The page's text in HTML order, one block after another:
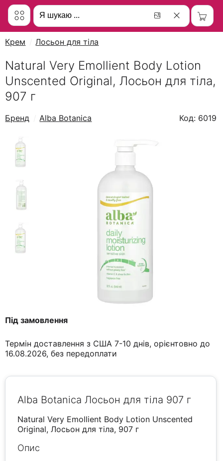
Крем Лосьон для тіла
Natural Very Emollient Body Lotion
Unscented Original, Лосьон для тіла,
907 г
Бренд Alba Botanica Код: 6019
Під замовлення
Термін доставлення з США 7-10 днів, орієнтовно до
16.08.2026, без передоплати
Alba Botanica Лосьон для тіла 907 г
Natural Very Emollient Body Lotion Unscented
Original, Лосьон для тіла, 907 г
Опис